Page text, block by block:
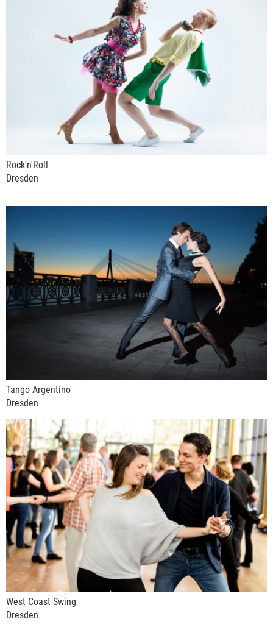
Rock'n'Roll
Dresden
Tango Argentino
Dresden
West Coast Swing
Dresden